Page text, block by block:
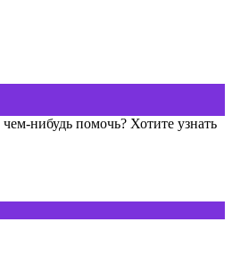
нибудь помочь? Хотите узнать